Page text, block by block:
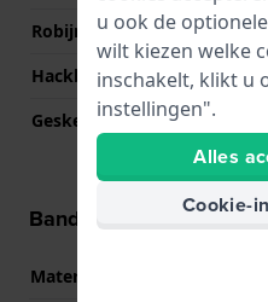
Robijnen
Hackbaar
Geskeletonneerd
Band informatie
Materiaal Band
u ook de
wilt kiezen welke
inschakelt, klikt u
instellingen".
Alles
Cookie-